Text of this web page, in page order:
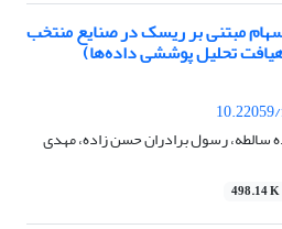
مبتنی بر ریسک در صنایع منتخب
تحلیل پوششی داده‌ها)
سالطه، رسول برادران حسن زاده، مهدی
498.14 K